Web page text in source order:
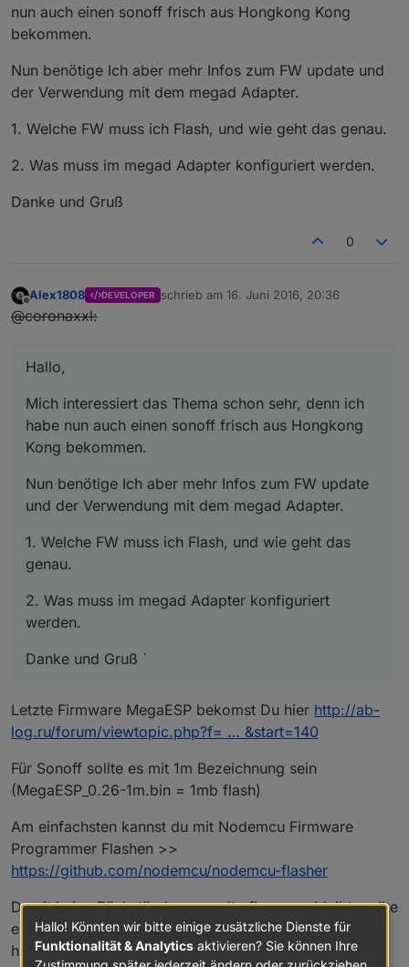
nun auch einen sonoff frisch aus Hongkong Kong
bekommen.
Nun benötige Ich aber mehr Infos zum FW update und
der Verwendung mit dem megad Adapter.
1. Welche FW muss ich Flash, und wie geht das genau.
2. Was muss im megad Adapter konfiguriert werden.
Danke und Gruß
0
Alex1808 DEVELOPER schrieb am 16. Juni 2016, 20:36
zuletzt editiert von
@coronaxxl:
Hallo,
Mich interessiert das Thema schon sehr, denn ich
habe nun auch einen sonoff frisch aus Hongkong
Kong bekommen.
Nun benötige Ich aber mehr Infos zum FW update
und der Verwendung mit dem megad Adapter.
1. Welche FW muss ich Flash, und wie geht das
genau.
2. Was muss im megad Adapter konfiguriert
werden.
Danke und Gruß `
Letzte Firmware MegaESP bekomst Du hier http://ab-
log.ru/forum/viewtopic.php?f= … &start=140
Für Sonoff sollte es mit 1m Bezeichnung sein
(MegaESP_0.26-1m.bin = 1mb flash)
Am einfachsten kannst du mit Nodemcu Firmware
Programmer Flashen >>
https://github.com/nodemcu/nodemcu-flasher
Damit keine Rückständen von alte firmware bleibt, sollte
es zuerst mit einer "blanko" FW geflasht werden (hefte
hier ein)
Hallo! Könnten wir bitte einige zusätzliche Dienste für
Funktionalität & Analytics aktivieren? Sie können Ihre